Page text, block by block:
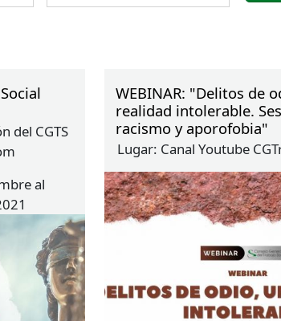
del CGTS
al
WEBINAR: "Delitos de
realidad intolerable.
racismo y aporofobia"
Lugar: Canal Youtube